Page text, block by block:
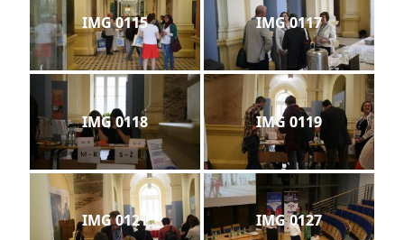
IMG 0115 IMG 0117
IMG 0118 IMG 0119
IMG 0121 IMG 0127